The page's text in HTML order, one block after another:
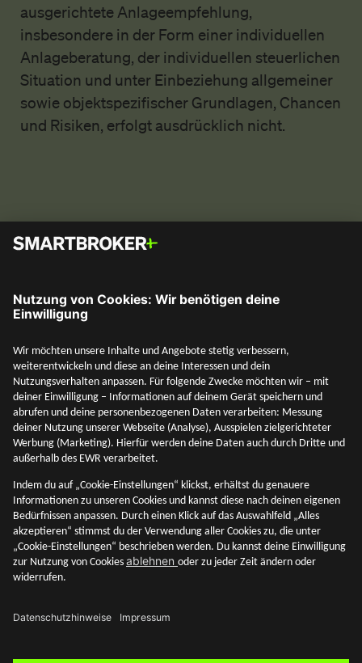
ausgerichtete Anlageempfehlung,
insbesondere in der Form einer individuellen
Anlageberatung, der individuellen steuerlichen
Situation und unter Einbeziehung allgemeiner
sowie objektspezifischer Grundlagen, Chancen
und Risiken, erfolgt ausdrücklich nicht.
Mehr entdecken
Adresse & Kontakt
Rechtliches